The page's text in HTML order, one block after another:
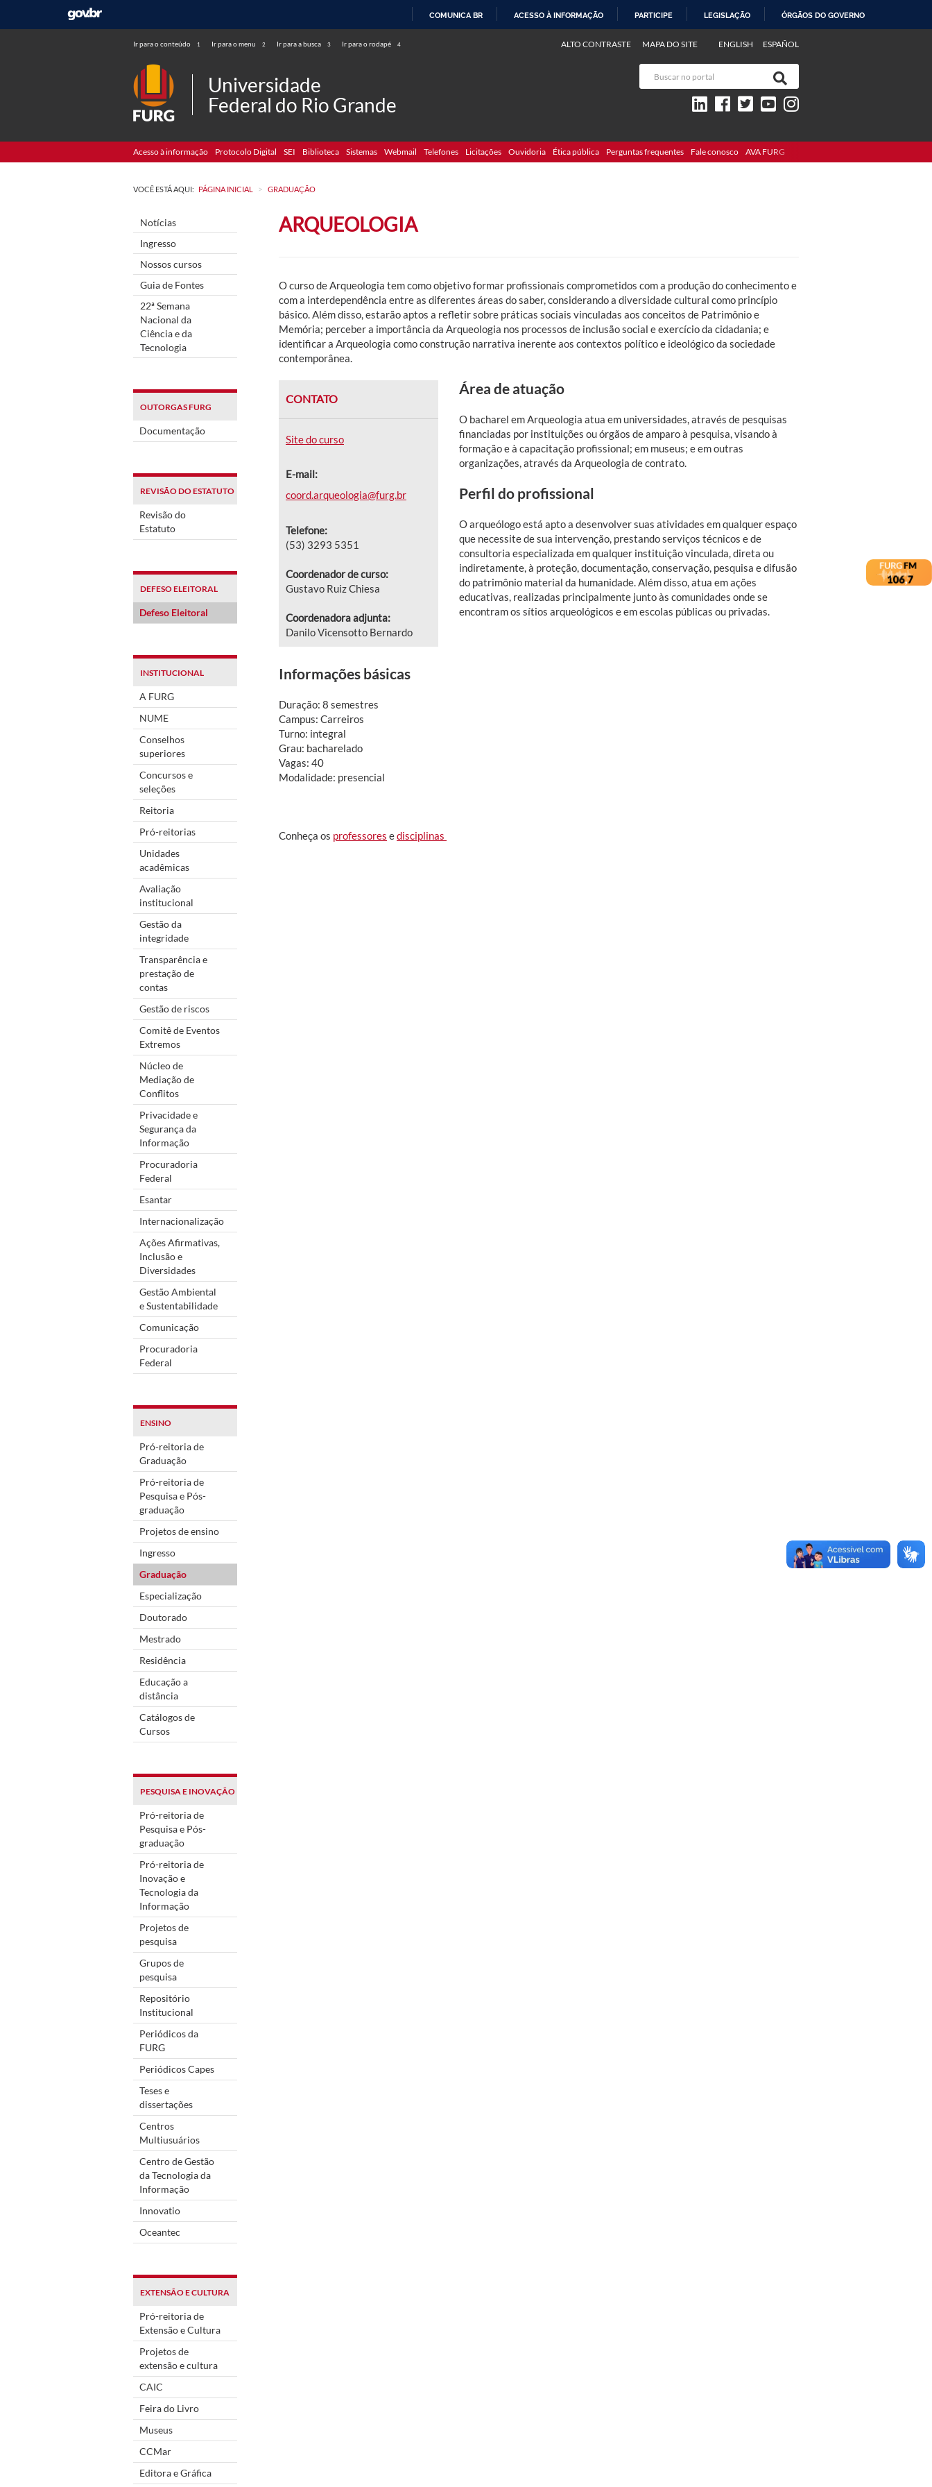
COMUNICA BR ACESSO À INFORMAÇÃO PARTICIPE LEGISLAÇÃO ÓRGÃOS DO GOVERNO
Ir para o conteúdo 1 Ir para o menu 2 Ir para a busca 3 Ir para o rodapé 4 ENGLISH ESPAÑOL
ALTO CONTRASTE MAPA DO SITE
Universidade
Federal do Rio Grande
Acesso à informação Protocolo Digital SEI Biblioteca Sistemas Webmail Telefones Licitações Ouvidoria Ética pública Perguntas frequentes Fale conosco AVA FURG
VOCÊ ESTÁ AQUI: PÁGINA INICIAL > GRADUAÇÃO
Notícias
Ingresso
Nossos cursos
Guia de Fontes
22ª Semana
Nacional da
Ciência e da
Tecnologia
OUTORGAS FURG
Documentação
REVISÃO DO ESTATUTO
Revisão do
Estatuto
DEFESO ELEITORAL
Defeso Eleitoral
INSTITUCIONAL
A FURG
NUME
Conselhos
superiores
Concursos e
seleções
Reitoria
Pró-reitorias
Unidades
acadêmicas
Avaliação
institucional
Gestão da
integridade
Transparência e
prestação de
contas
Gestão de riscos
Comitê de Eventos
Extremos
Núcleo de
Mediação de
Conflitos
Privacidade e
Segurança da
Informação
Procuradoria
Federal
Esantar
Internacionalização
Ações Afirmativas,
Inclusão e
Diversidades
Gestão Ambiental
e Sustentabilidade
Comunicação
Procuradoria
Federal
ENSINO
Pró-reitoria de
Graduação
Pró-reitoria de
Pesquisa e Pós-
graduação
Projetos de ensino
Ingresso
Graduação
Especialização
Doutorado
Mestrado
Residência
Educação a
distância
Catálogos de
Cursos
PESQUISA E INOVAÇÃO
Pró-reitoria de
Pesquisa e Pós-
graduação
Pró-reitoria de
Inovação e
Tecnologia da
Informação
Projetos de
pesquisa
Grupos de
pesquisa
Repositório
Institucional
Periódicos da
FURG
Periódicos Capes
Teses e
dissertações
Centros
Multiusuários
Centro de Gestão
da Tecnologia da
Informação
Innovatio
Oceantec
EXTENSÃO E CULTURA
Pró-reitoria de
Extensão e Cultura
Projetos de
extensão e cultura
CAIC
Feira do Livro
Museus
CCMar
Editora e Gráfica
ARQUEOLOGIA
O curso de Arqueologia tem como objetivo formar profissionais comprometidos com a produção do conhecimento e
com a interdependência entre as diferentes áreas do saber, considerando a diversidade cultural como princípio
básico. Além disso, estarão aptos a refletir sobre práticas sociais vinculadas aos conceitos de Patrimônio e
Memória; perceber a importância da Arqueologia nos processos de inclusão social e exercício da cidadania; e
identificar a Arqueologia como construção narrativa inerente aos contextos político e ideológico da sociedade
contemporânea.
CONTATO
Site do curso
E-mail:
coord.arqueologia@furg.br
Telefone:
(53) 3293 5351
Coordenador de curso:
Gustavo Ruiz Chiesa
Coordenadora adjunta:
Danilo Vicensotto Bernardo
Área de atuação
O bacharel em Arqueologia atua em universidades, através de pesquisas
financiadas por instituições ou órgãos de amparo à pesquisa, visando à
formação e à capacitação profissional; em museus; e em outras
organizações, através da Arqueologia de contrato.
Perfil do profissional
O arqueólogo está apto a desenvolver suas atividades em qualquer espaço
que necessite de sua intervenção, prestando serviços técnicos e de
consultoria especializada em qualquer instituição vinculada, direta ou
indiretamente, à proteção, documentação, conservação, pesquisa e difusão
do patrimônio material da humanidade. Além disso, atua em ações
educativas, realizadas principalmente junto às comunidades onde se
encontram os sítios arqueológicos e em escolas públicas ou privadas.
Informações básicas
Duração: 8 semestres
Campus: Carreiros
Turno: integral
Grau: bacharelado
Vagas: 40
Modalidade: presencial
Conheça os professores edisciplinas